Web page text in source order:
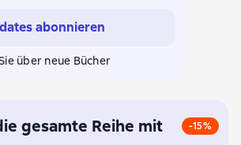
abonnieren
über neue Bücher
gesamte Reihe mit
-15%